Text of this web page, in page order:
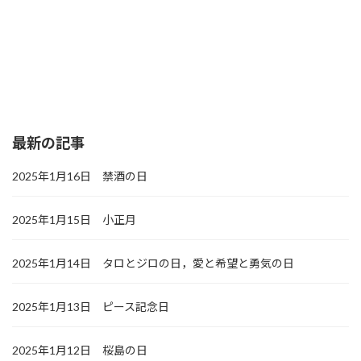
最新の記事
2025年1月16日 禁酒の日
2025年1月15日 小正月
2025年1月14日 タロとジロの日，愛と希望と勇気の日
2025年1月13日 ピース記念日
2025年1月12日 桜島の日